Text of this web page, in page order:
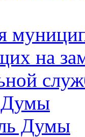
на
Думы
Думы